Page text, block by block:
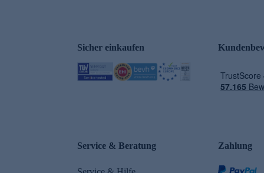
Sicher einkaufen
Service & Beratung Zahlung